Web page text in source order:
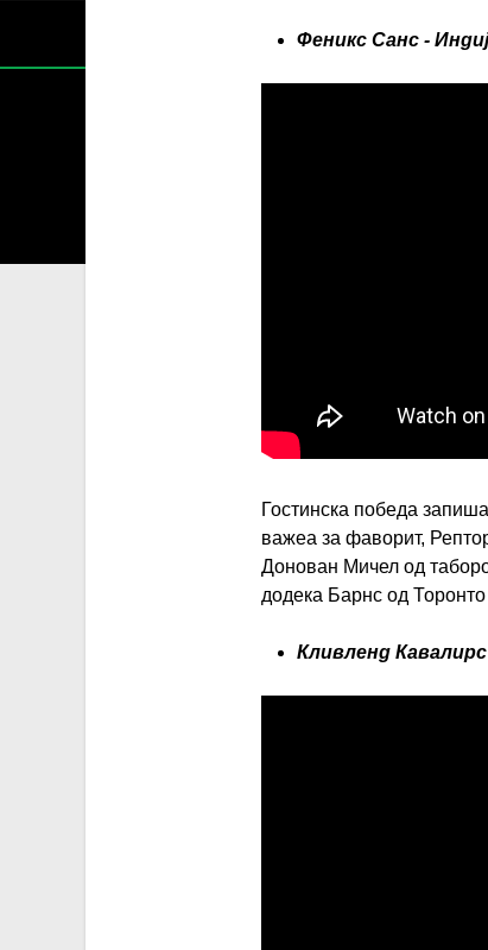
Феникс Санс -
Гостинска победа
важеа за фаворит,
Донован Мичел од
додека Барнс од
Кливленд
За секоја форма на распространување,